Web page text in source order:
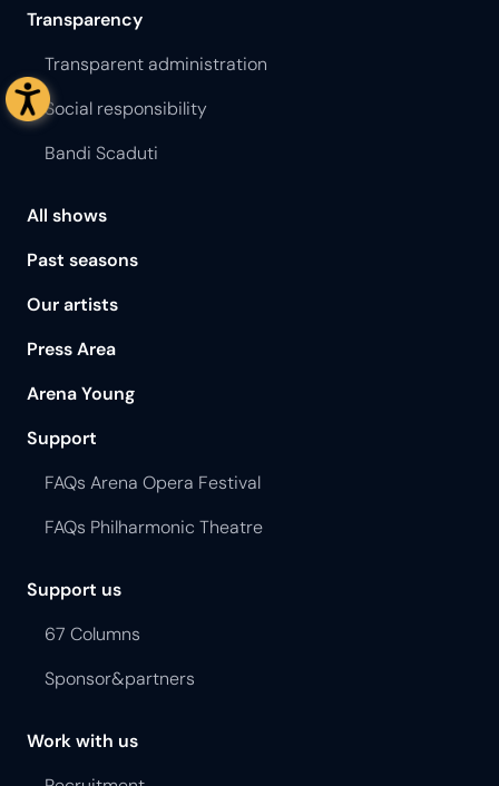
Transparency
Transparent administration
Social responsibility
Bandi Scaduti
All shows
Past seasons
Our artists
Press Area
Arena Young
Support
FAQs Arena Opera Festival
FAQs Philharmonic Theatre
Support us
67 Columns
Sponsor&partners
Work with us